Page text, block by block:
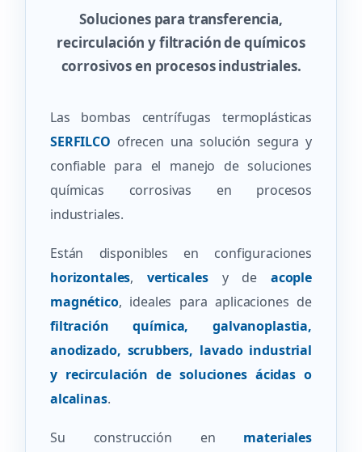
Soluciones para transferencia,
recirculación y filtración de químicos
corrosivos en procesos industriales.
Las bombas centrífugas termoplásticas
SERFILCO ofrecen una solución segura y
confiable para el manejo de soluciones
químicas corrosivas en procesos
industriales.
Están disponibles en configuraciones
horizontales,verticalesy de acople
magnético, ideales para aplicaciones de
filtración química, galvanoplastia,
anodizado, scrubbers, lavado industrial
y recirculación de soluciones ácidas o
alcalinas.
Su construcción en materiales